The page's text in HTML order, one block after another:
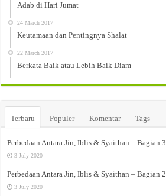
Adab di Hari Jumat
24 March 2017
Keutamaan dan Pentingnya Shalat
22 March 2017
Berkata Baik atau Lebih Baik Diam
Terbaru Populer Komentar Tags
Perbedaan Antara Jin, Iblis & Syaithan – Bagian 3
3 July 2020
Perbedaan Antara Jin, Iblis & Syaithan – Bagian 2
3 July 2020